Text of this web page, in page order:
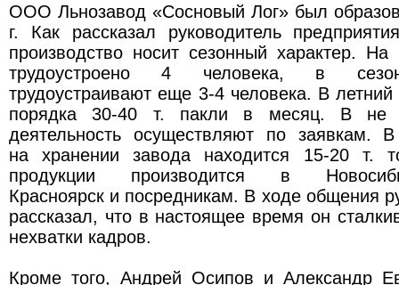
ООО Льнозавод «Сосновый Лог» был
г. Как рассказал руководитель
производство носит сезонный характер. На
трудоустроено 4 человека, в сезон
трудоустраивают еще 3-4 человека. В
порядка 30-40 т. пакли в месяц. В не
деятельность осуществляют по заявкам.
на хранении завода находится 15-20 т.
продукции производится в
Красноярск и посредникам. В ходе общения
рассказал, что в настоящее время он
нехватки кадров.
Кроме того, Андрей Осипов и Александр